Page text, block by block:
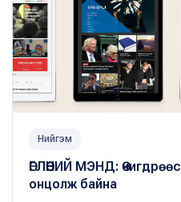
Нийгэм
ӨГЛӨӨНИЙ МЭНД: Өчигдрөөс
онцолж байна